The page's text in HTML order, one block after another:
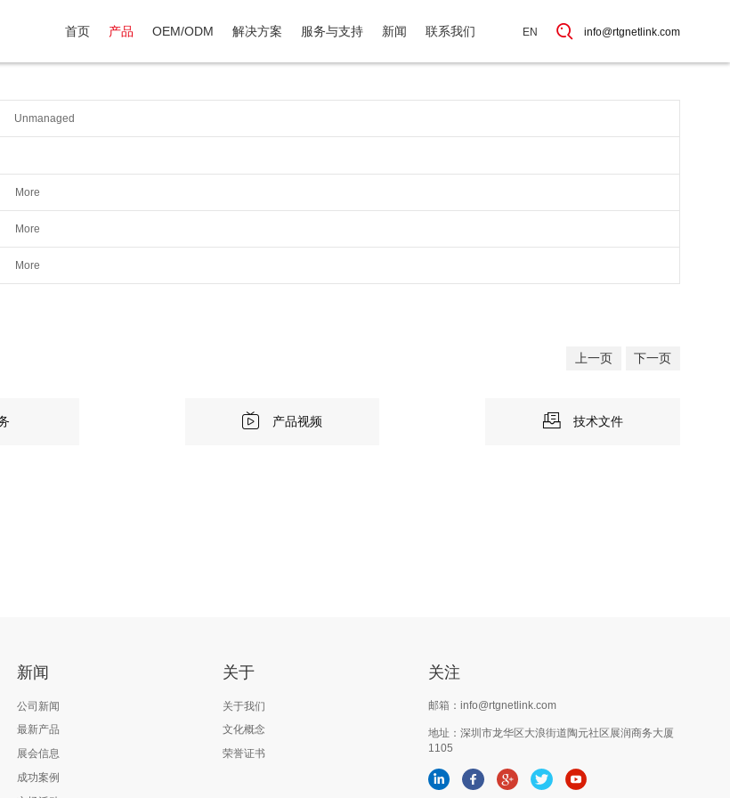
首页 产品 OEM/ODM 解决方案 服务与支持 新闻 联系我们 EN info@rtgnetlink.com
Unmanaged
More
More
More
上一页 下一页
产品视频 技术文件
新闻
公司新闻
最新产品
展会信息
成功案例
关于
关于我们
文化概念
荣誉证书
关注
邮箱：info@rtgnetlink.com
地址：深圳市龙华区大浪街道陶元社区展润商务大厦
1105